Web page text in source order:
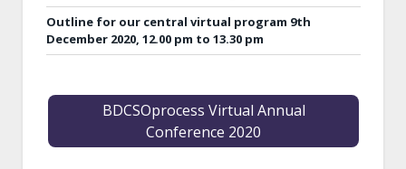
Outline for our central virtual program 9th
December 2020, 12.00 pm to 13.30 pm
BDCSOprocess Virtual Annual
Conference 2020